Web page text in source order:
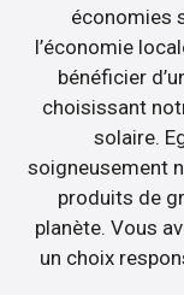
économies
l’économie
bénéficier
choisissant
solaire.
soigneusement
produits de
planète. Vous
un choix